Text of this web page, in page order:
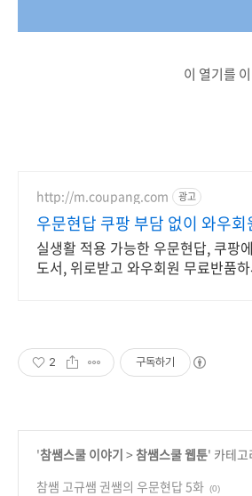
이 열기를
http://m.coupang.com 광고
우문현답 쿠팡 부담 없이 와우
실생활 적용 가능한 우문현답, 쿠팡
도서, 위로받고 와우회원 무료반품
2 구독하기
'참쌤스쿨 이야기 > 참쌤스쿨 웹툰' 카테고
참쌤 고규쌤 권쌤의 우문현답 5화 (0)